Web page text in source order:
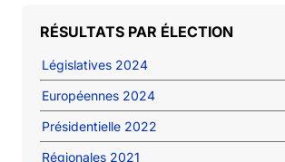
RÉSULTATS PAR ÉLECTION
Législatives 2024
Européennes 2024
Présidentielle 2022
Régionales 2021